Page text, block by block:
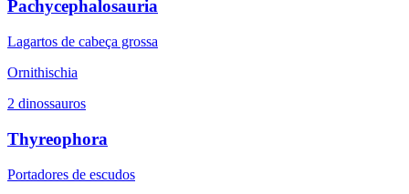
Pachycephalosauria
Lagartos de cabeça grossa
Ornithischia
2 dinossauros
Thyreophora
Portadores de escudos